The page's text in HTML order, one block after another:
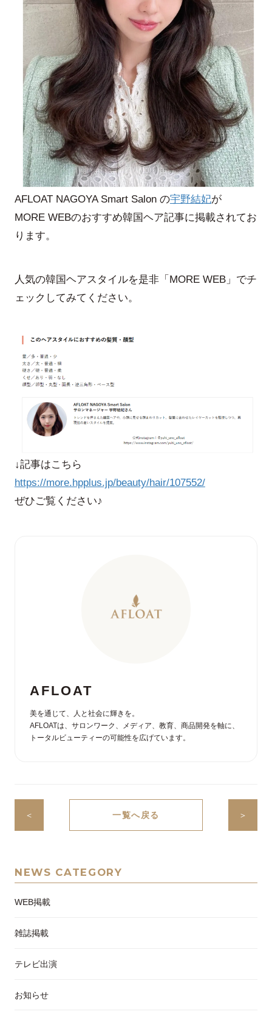
AFLOAT NAGOYA Smart Salon の宇野結妃が
MORE WEBのおすすめ韓国ヘア記事に掲載されてお
ります。
人気の韓国ヘアスタイルを是非「MORE WEB」でチ
ェックしてみてください。
↓記事はこちら
https://more.hpplus.jp/beauty/hair/107552/
ぜひご覧ください♪
AFLOAT
美を通じて、人と社会に輝きを。
AFLOATは、サロンワーク、メディア、教育、商品開発を軸に、
トータルビューティーの可能性を広げています。
＜ 一覧へ戻る ＞
NEWS CATEGORY
WEB掲載
雑誌掲載
テレビ出演
お知らせ